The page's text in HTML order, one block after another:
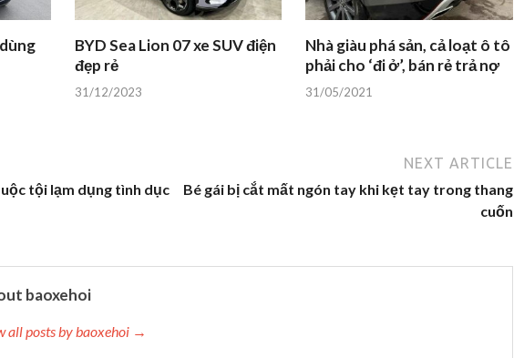
BYD Sea Lion 07 xe SUV điện
đẹp rẻ
31/12/2023
Nhà giàu phá sản, cả loạt ô tô
phải cho ‘đi ở’, bán rẻ trả nợ
31/05/2021
tội lạm dụng tình dục
NEXT ARTICLE
Bé gái bị cắt mất ngón tay khi kẹt tay trong thang
cuốn
baoxehoi
all posts by baoxehoi →